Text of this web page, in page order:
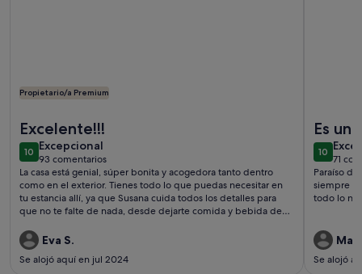
Propietario/a Premium
Excelente!!!
1010 de 10
Excepcional
excepcional
93 comentarios
(93 comentarios)
La casa está genial, súper bonita y acogedora tanto dentro
como en el exterior. Tienes todo lo que puedas necesitar en
tu estancia allí, ya que Susana cuida todos los detalles para
que no te falte de nada, desde dejarte comida y bebida de
playa, termo, nevera portátil... Susana es un encanto,
disponible en todo momento para lo que necesites. Hemos
estado muy a gusto y hemos disfrutado un montón de la casa
Eva S.
Se alojó aquí en jul 2024
Es un
1010 de 10
71
(71
Paraíso
siempre
todo lo
Se alojó